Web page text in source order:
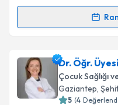
Randevu
Dr. Öğr. Üyesi
takvimi talebi
almanız için bir
bilgilendireceğiz.
Dr. Öğr.
Çocuk Sağlığı
Gaziantep,
5 (4